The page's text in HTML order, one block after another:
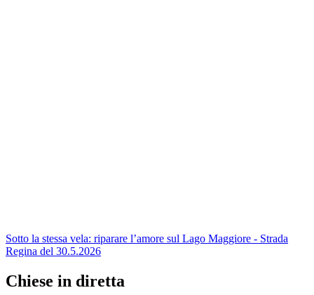
Sotto la stessa vela: riparare l’amore sul Lago Maggiore - Strada
Regina del 30.5.2026
Chiese in diretta